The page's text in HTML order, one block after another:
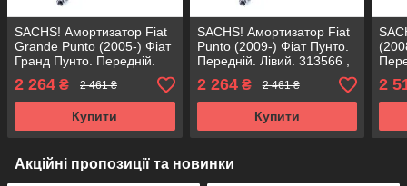
SACHS! Амортизатор Fiat
Grande Punto (2005-) Фіат
Гранд Пунто. Передній.
Лівий. 313566 , 339717
САКС
2 264 ₴ 2 461 ₴
Купити
SACHS! Амортизатор Fiat
Punto (2009-) Фіат Пунто.
Передній. Лівий. 313566 ,
339717 САКС
2 264₴ 2 461 ₴
Купити
2
Акційні пропозиції та новинки